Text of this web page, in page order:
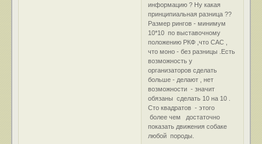
информацию ? Ну какая
принципиальная разница ??
Размер рингов - минимум
10*10 по выставочному
положению РКФ ,что САС ,
что моно - без разницы .Есть
возможность у
организаторов сделать
больше - делают , нет
возможности - значит
обязаны сделать 10 на 10 .
Сто квадратов - этого
более чем достаточно
показать движения собаке
любой породы.